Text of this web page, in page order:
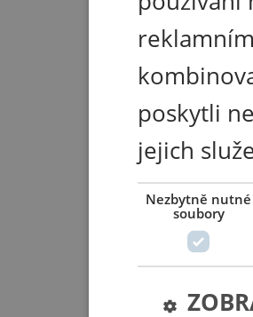
poskytli
jejich
Nezbytně nutné
soubory